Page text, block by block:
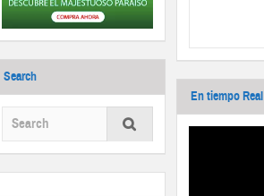
Search
En tiempo Real